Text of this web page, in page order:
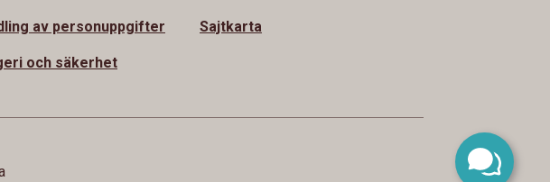
av personuppgifter
och säkerhet
Sajtkarta